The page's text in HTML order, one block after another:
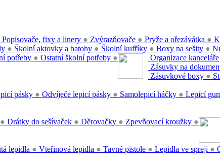
Popisovače, fixy a linery ● Zvýrazňovače ● Pryže a ořezávátka ●
● Školní aktovky a batohy ● Školní kufříky ● Boxy na sešity ●
potřeby ● Ostatní školní potřeby ●
Organizace kanceláře
Zásuvky na
Zásuvkové boxy ●
pásky ● Odvíječe lepicí pásky ● Samolepicí háčky ● Lepicí
● Drátky do sešívaček ● Děrovačky ● Zpevňovací kroužky ●
lepidla ● Vteřinová lepidla ● Tavné pistole ● Lepidla ve spreji ●